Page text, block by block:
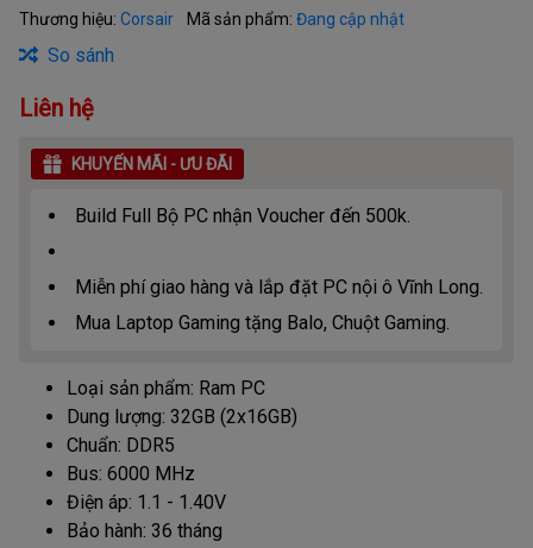
Thương hiệu: Corsair Mã sản phẩm: Đang cập nhật
So sánh
Liên hệ
KHUYẾN MÃI - ƯU ĐÃI
Build Full Bộ PC nhận Voucher đến 500k.
Miễn phí giao hàng và lắp đặt PC nội ô Vĩnh Long.
Mua Laptop Gaming tặng Balo, Chuột Gaming.
Loại sản phẩm: Ram PC
Dung lượng: 32GB (2x16GB)
Chuẩn: DDR5
Bus: 6000 MHz
Điện áp: 1.1 - 1.40V
Bảo hành: 36 tháng